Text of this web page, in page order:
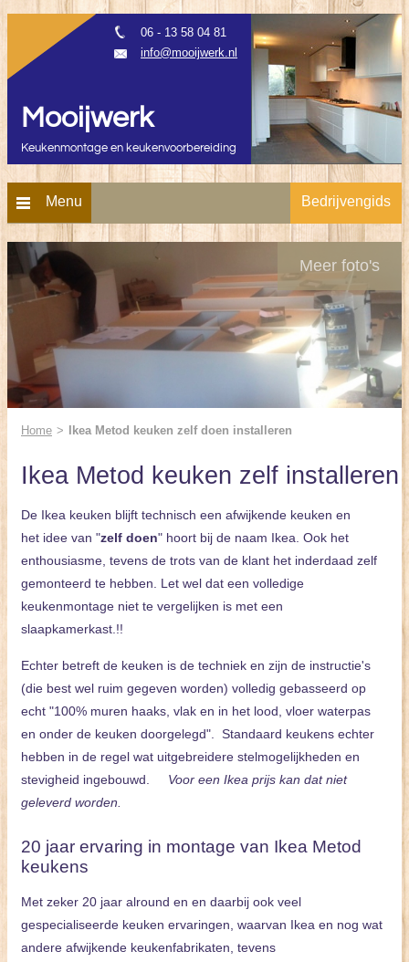
06 - 13 58 04 81
info@mooijwerk.nl
Mooijwerk
Keukenmontage en keukenvoorbereiding
Menu Bedrijvengids
Meer foto's
Home > Ikea Metod keuken zelf doen installeren
Ikea Metod keuken zelf installeren
De Ikea keuken blijft technisch een afwijkende keuken en
het idee van "zelf doen" hoort bij de naam Ikea. Ook het
enthousiasme, tevens de trots van de klant het inderdaad zelf
gemonteerd te hebben. Let wel dat een volledige
keukenmontage niet te vergelijken is met een
slaapkamerkast.!!
Echter betreft de keuken is de techniek en zijn de instructie's
(die best wel ruim gegeven worden) volledig gebasseerd op
echt "100% muren haaks, vlak en in het lood, vloer waterpas
en onder de keuken doorgelegd". Standaard keukens echter
hebben in de regel wat uitgebreidere stelmogelijkheden en
stevigheid ingebouwd.
Voor een Ikea prijs kan dat niet
geleverd worden.
20 jaar ervaring in montage van Ikea Metod
keukens
Met zeker 20 jaar alround en en daarbij ook veel
gespecialiseerde keuken ervaringen, waarvan Ikea en nog wat
andere afwijkende keukenfabrikaten, tevens